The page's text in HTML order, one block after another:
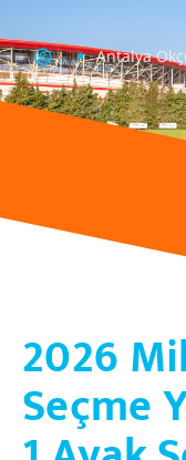
Antalya
2026
Seçme